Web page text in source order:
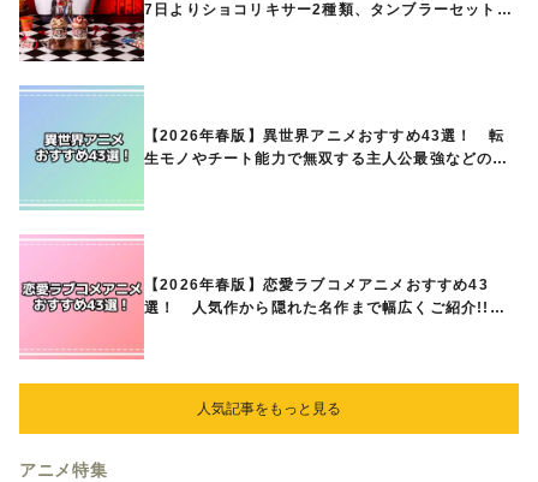
7日よりショコリキサー2種類、タンブラーセットな
【2026年春版】異世界アニメおすすめ43選！ 転
生モノやチート能力で無双する主人公最強などの人
【2026年春版】恋愛ラブコメアニメおすすめ43
選！ 人気作から隠れた名作まで幅広くご紹介!!
人気記事をもっと見る
アニメ特集